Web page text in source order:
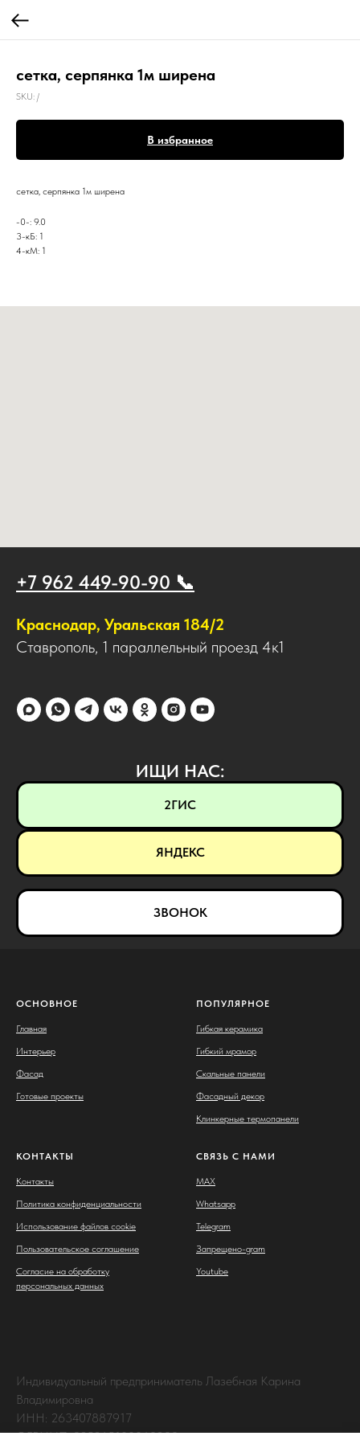
сетка, серпянка 1м ширена
SKU: /
В избранное
сетка, серпянка 1м ширена
-0-: 9.0
3-кБ: 1
4-кМ: 1
+7 962 449-90-90 📞
Краснодар, Уральская 184/2
Ставрополь, 1 параллельный проезд 4к1
ИЩИ НАС:
2ГИС
ЯНДЕКС
ЗВОНОК
ОСНОВНОЕ
Главная
Интерьер
Фасад
Готовые проекты
ПОПУЛЯРНОЕ
Гибкая керамика
Гибкий мрамор
Скальные панели
Фасадный декор
Клинкерные термопанели
КОНТАКТЫ
Контакты
Политика конфиденциальности
Использование файлов cookie
Пользовательское соглашение
Согласие на обработку
персональных данных
СВЯЗЬ С НАМИ
MAX
Whatsapp
Telegram
Запрещено-gram
Youtube
Индивидуальный предприниматель Лазебная Карина
Владимировна
ИНН: 263407887917
ОГРНИП: 325265100063238